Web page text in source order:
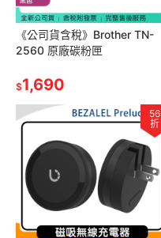
《公司貨含稅》Brother TN-
2560 原廠碳粉匣
$1,690
56
折